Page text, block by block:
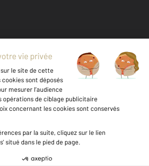
& CGU et Barèmes d'honoraires
personnelles
des cookies
autour de CHAMPS SUR MARNE (77420)